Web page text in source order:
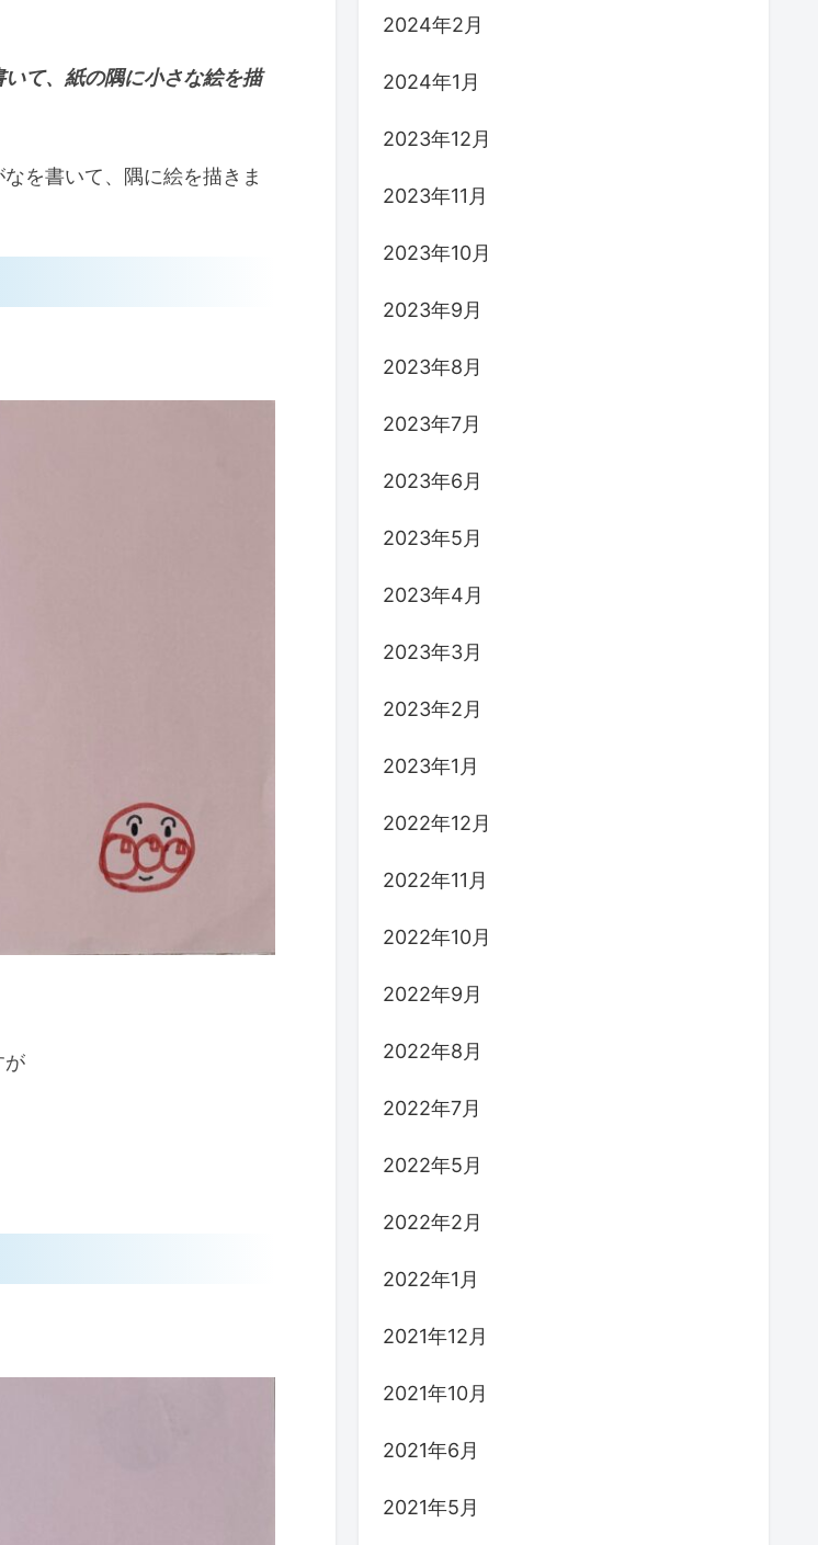
て、紙の隅に小さな絵を描
を書いて、隅に絵を描きま
が
2024年2月
2024年1月
2023年12月
2023年11月
2023年10月
2023年9月
2023年8月
2023年7月
2023年6月
2023年5月
2023年4月
2023年3月
2023年2月
2023年1月
2022年12月
2022年11月
2022年10月
2022年9月
2022年8月
2022年7月
2022年5月
2022年2月
2022年1月
2021年12月
2021年10月
2021年6月
2021年5月